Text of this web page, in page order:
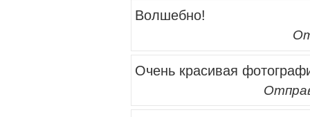
Волшебно!
Очень красивая